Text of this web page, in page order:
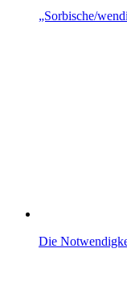
„Sorbische/
Die